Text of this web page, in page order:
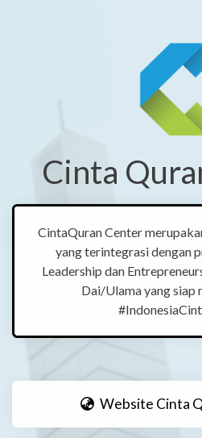
Cinta
CintaQuran Center
yang terintegrasi dengan
Leadership dan
Dai/Ulama yang siap
Website Cinta